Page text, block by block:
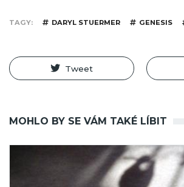
TAGY DARYL STUERMER GENESIS
Tweet
MOHLO BY SE VÁM TAKÉ LÍBIT